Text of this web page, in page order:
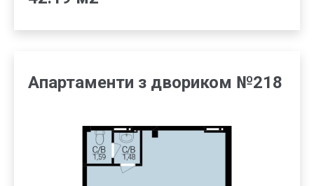
Апартаменти з двориком №218